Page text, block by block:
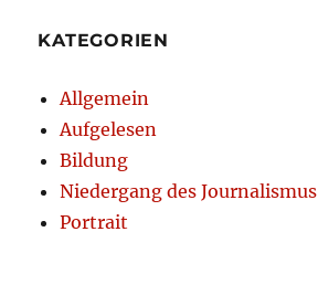
KATEGORIEN
Allgemein
Aufgelesen
Bildung
Niedergang des Journalismus
Portrait